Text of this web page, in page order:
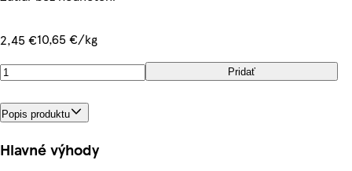
2,45 €10,65 €/kg
Pridať
Popis produktu
Hlavné výhody